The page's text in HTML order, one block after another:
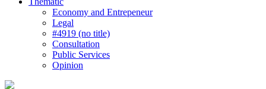
Economy and Entrepeneur
Legal
#4919 (no title)
Consultation
Public Services
Opinion